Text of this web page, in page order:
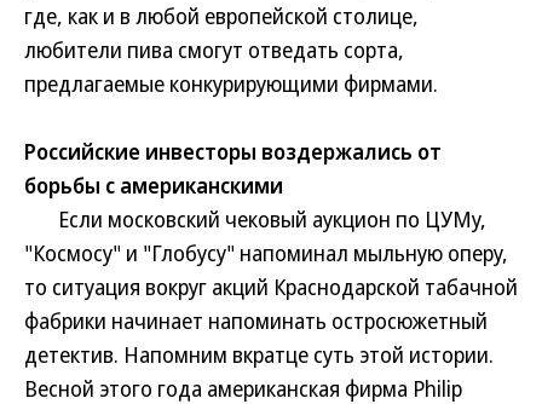
где, как и в любой европейской столице,
любители пива смогут отведать сорта,
предлагаемые конкурирующими фирмами.
Российские инвесторы воздержались от
борьбы с американскими
Если московский чековый аукцион по ЦУМу,
"Космосу" и "Глобусу" напоминал мыльную оперу,
то ситуация вокруг акций Краснодарской табачной
фабрики начинает напоминать остросюжетный
детектив. Напомним вкратце суть этой истории.
Весной этого года американская фирма Philip